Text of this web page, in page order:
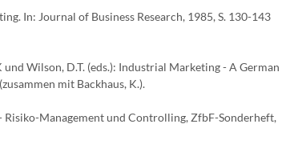
In: Journal of Business Research, 1985, S. 130-143
Wilson, D.T. (eds.): Industrial Marketing - A German
mit Backhaus, K.).
Management und Controlling, ZfbF-Sonderheft,